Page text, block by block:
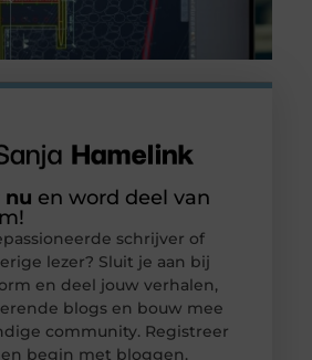
nu en word deel van
schrijver of
lezer? Sluit je aan bij
en deel jouw verhalen,
blogs en bouw mee
community. Registreer
begin met bloggen.